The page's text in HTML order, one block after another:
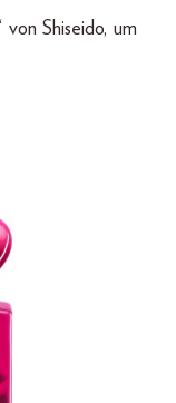
Shiseido, um